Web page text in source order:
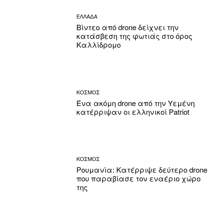
ΕΛΛΑΔΑ
Βίντεο από drone δείχνει την
κατάσβεση της φωτιάς στο όρος
Καλλίδρομο
ΚΟΣΜΟΣ
Ένα ακόμη drone από την Υεμένη
κατέρριψαν οι ελληνικοί Patriot
ΚΟΣΜΟΣ
Ρουμανία: Κατέρριψε δεύτερο drone
που παραβίασε τον εναέριο χώρο
της